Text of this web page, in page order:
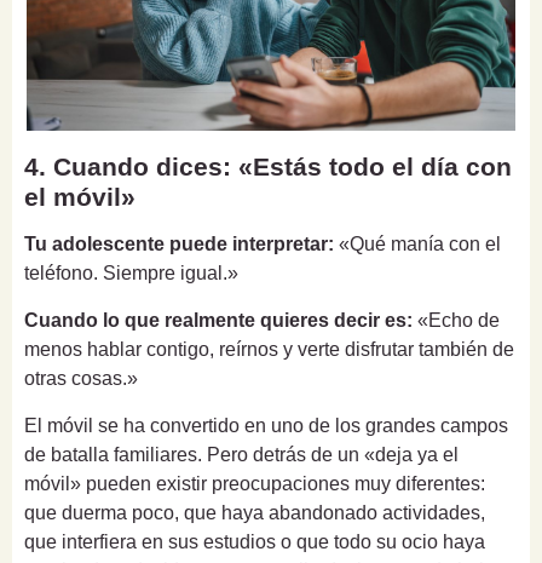
4. Cuando dices: «Estás todo el día con
el móvil»
Tu adolescente puede interpretar: «Qué manía con el
teléfono. Siempre igual.»
Cuando lo que realmente quieres decir es: «Echo de
menos hablar contigo, reírnos y verte disfrutar también de
otras cosas.»
El móvil se ha convertido en uno de los grandes campos
de batalla familiares. Pero detrás de un «deja ya el
móvil» pueden existir preocupaciones muy diferentes:
que duerma poco, que haya abandonado actividades,
que interfiera en sus estudios o que todo su ocio haya